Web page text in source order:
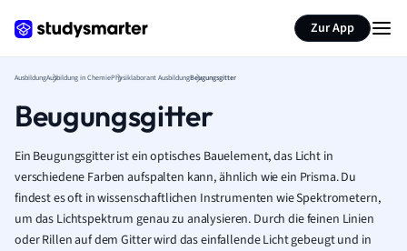
Zur App
AusbildungAusbildung in ChemiePhysiklaborant AusbildungBeugungsgitter
Beugungsgitter
Ein Beugungsgitter ist ein optisches Bauelement, das Licht in
verschiedene Farben aufspalten kann, ähnlich wie ein Prisma. Du
findest es oft in wissenschaftlichen Instrumenten wie Spektrometern,
um das Lichtspektrum genau zu analysieren. Durch die feinen Linien
oder Rillen auf dem Gitter wird das einfallende Licht gebeugt und in